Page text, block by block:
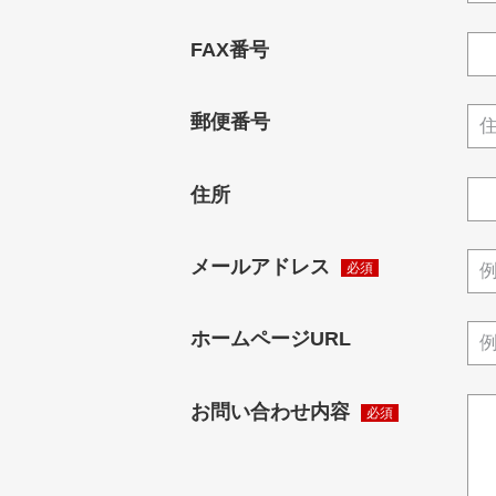
FAX番号
郵便番号
住所
メールアドレス
ホームページURL
お問い合わせ内容